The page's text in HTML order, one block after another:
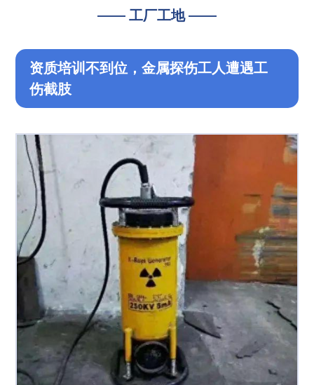
—— 工厂工地 ——
资质培训不到位，金属探伤工人遭遇工
伤截肢